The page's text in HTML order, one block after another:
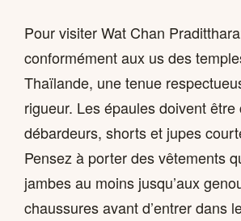
Pour visiter Wat Chan
conformément aux us des
Thaïlande, une tenue
rigueur. Les épaules doivent
débardeurs, shorts et jupes
Pensez à porter des vêtements
jambes au moins jusqu’aux
chaussures avant d’entrer dans